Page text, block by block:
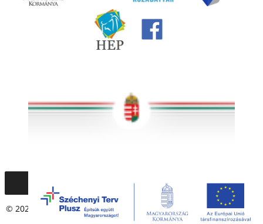
© 2020 – 2021 Társadalmi Esélyteremtési Főigazgatóság. Minden
jog fenntartva.